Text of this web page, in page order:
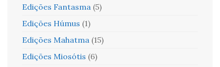
Edições Fantasma (5)
Edições Húmus (1)
Edições Mahatma (15)
Edições Miosótis (6)